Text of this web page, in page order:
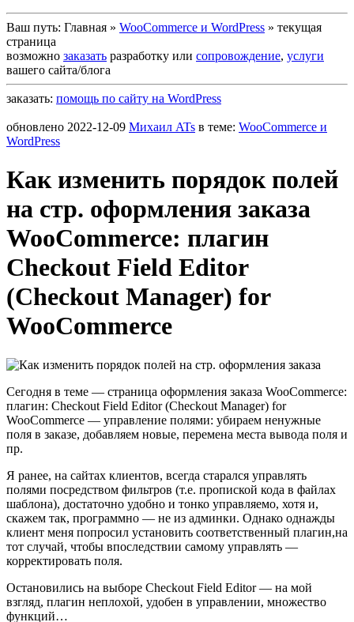
Ваш путь: Главная » WooCommerce и WordPress » текущая
страница
возможно заказать разработку или сопровождение, услуги
вашего сайта/блога
заказать: помощь по сайту на WordPress
обновлено 2022-12-09 Михаил ATs в теме: WooCommerce и
WordPress
Как изменить порядок полей
на стр. оформления заказа
WooCommerce: плагин
Checkout Field Editor
(Checkout Manager) for
WooCommerce
Сегодня в теме — страница оформления заказа WooCommerce:
плагин: Checkout Field Editor (Checkout Manager) for
WooCommerce — управление полями: убираем ненужные
поля в заказе, добавляем новые, перемена места вывода поля и
пр.
Я ранее, на сайтах клиентов, всегда старался управлять
полями посредством фильтров (т.е. пропиской кода в файлах
шаблона), достаточно удобно и тонко управляемо, хотя и,
скажем так, программно — не из админки. Однако однажды
клиент меня попросил установить соответственный плагин,на
тот случай, чтобы впоследствии самому управлять —
корректировать поля.
Остановились на выборе Checkout Field Editor — на мой
взгляд, плагин неплохой, удобен в управлении, множество
функций…